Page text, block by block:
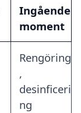
Ingående
moment
Rengöring
,
desinficeri
ng